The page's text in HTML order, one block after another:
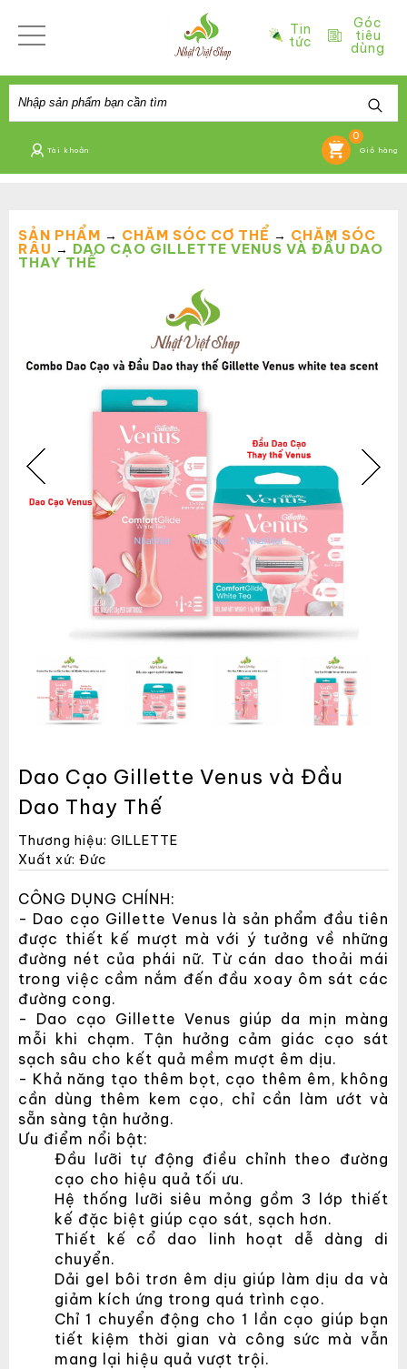
Tin
tức
Góc
tiêu
dùng
Tài khoản Giỏ hàng
0
SẢN PHẨM → CHĂM SÓC CƠ THỂ → CHĂM SÓC
RÂU → DAO CẠO GILLETTE VENUS VÀ ĐẦU DAO
THAY THẾ
Dao Cạo Gillette Venus và Đầu
Dao Thay Thế
Thương hiệu: GILLETTE
Xuất xứ: Đức
CÔNG DỤNG CHÍNH:
- Dao cạo Gillette Venus là sản phẩm đầu tiên
được thiết kế mượt mà với ý tưởng về những
đường nét của phái nữ. Từ cán dao thoải mái
trong việc cầm nắm đến đầu xoay ôm sát các
đường cong.
- Dao cạo Gillette Venus giúp da mịn màng
mỗi khi chạm. Tận hưởng cảm giác cạo sát
sạch sâu cho kết quả mềm mượt êm dịu.
- Khả năng tạo thêm bọt, cạo thêm êm, không
cần dùng thêm kem cạo, chỉ cần làm ướt và
sẵn sàng tận hưởng.
Ưu điểm nổi bật:
Đầu lưỡi tự động điều chỉnh theo đường
cạo cho hiệu quả tối ưu.
Hệ thống lưỡi siêu mỏng gồm 3 lớp thiết
kế đặc biệt giúp cạo sát, sạch hơn.
Thiết kế cổ dao linh hoạt dễ dàng di
chuyển.
Dải gel bôi trơn êm dịu giúp làm dịu da và
giảm kích ứng trong quá trình cạo.
Chỉ 1 chuyển động cho 1 lần cạo giúp bạn
tiết kiệm thời gian và công sức mà vẫn
mang lại hiệu quả vượt trội.